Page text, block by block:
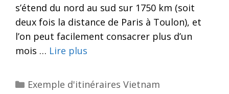
s’étend du nord au sud sur 1750 km (soit
deux fois la distance de Paris à Toulon), et
l’on peut facilement consacrer plus d’un
mois … Lire plus
Categories
Exemple d'itinéraires Vietnam